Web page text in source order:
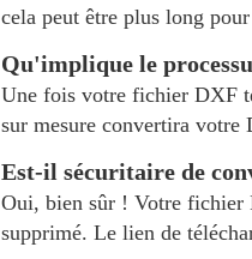
cela peut être plus long
Qu'implique le
Une fois votre fichier DXF
sur mesure convertira votre
Est-il sécuritaire de
Oui, bien sûr ! Votre fichier
supprimé. Le lien de